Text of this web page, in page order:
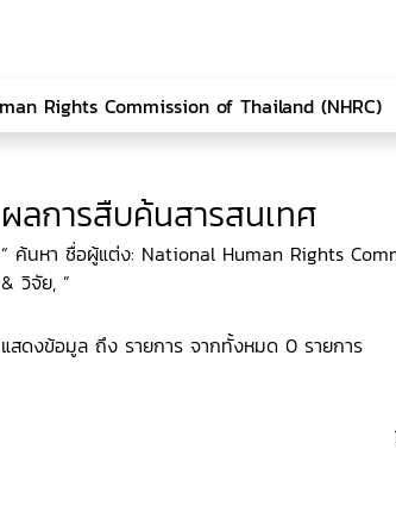
ผลการสืบค้นสารสนเทศ
“ ค้นหา ชื่อผู้แต่ง: National Human Rights
& วิจัย, ”
แสดงข้อมูล ถึง รายการ จากทั้งหมด 0 รายการ